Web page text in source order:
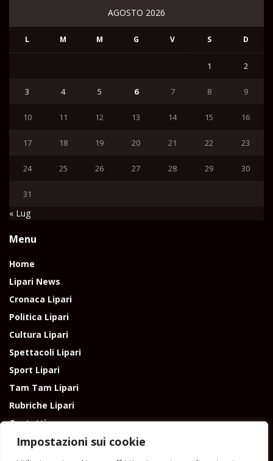
Impostazioni sui cookie
AGOSTO 2026
L M M G V S D
1 2
3 4 5 6 7 8 9
10 11 12 13 14 15 16
17 18 19 20 21 22 23
24 25 26 27 28 29 30
31
« Lug
Menu
Home
Lipari News
Cronaca Lipari
Politica Lipari
Cultura Lipari
Spettacoli Lipari
Sport Lipari
Tam Tam Lipari
Rubriche Lipari
Contatti